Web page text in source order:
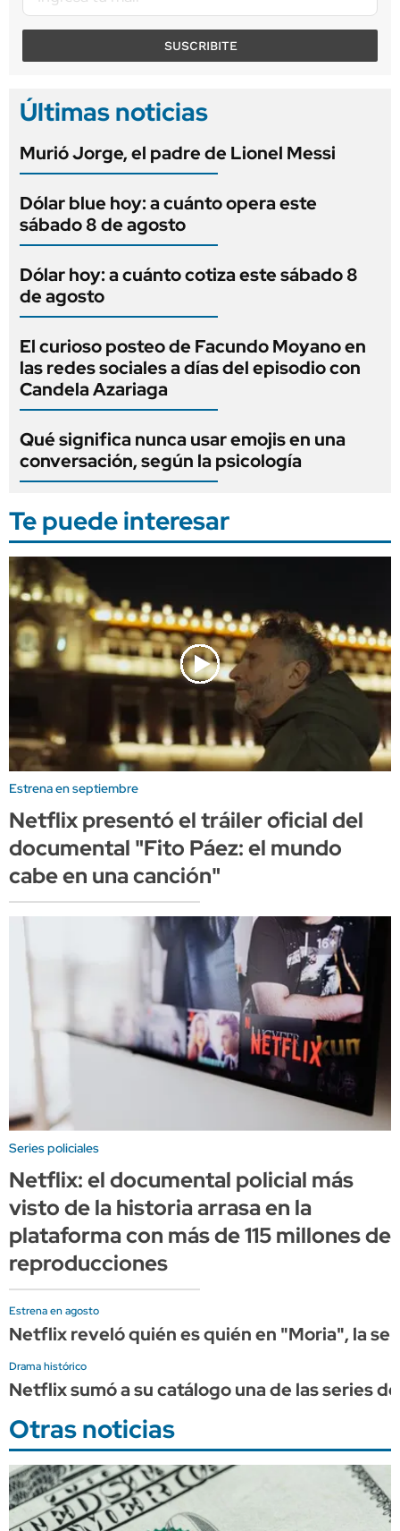
SUSCRIBITE
Últimas noticias
Murió Jorge, el padre de Lionel Messi
Dólar blue hoy: a cuánto opera este
sábado 8 de agosto
Dólar hoy: a cuánto cotiza este sábado 8
de agosto
El curioso posteo de Facundo Moyano en
las redes sociales a días del episodio con
Candela Azariaga
Qué significa nunca usar emojis en una
conversación, según la psicología
Te puede interesar
Estrena en septiembre
Netflix presentó el tráiler oficial del
documental "Fito Páez: el mundo
cabe en una canción"
Series policiales
Netflix: el documental policial más
visto de la historia arrasa en la
plataforma con más de 115 millones de
reproducciones
Estrena en agosto
Netflix reveló quién es quién en "Moria", la
Drama histórico
Netflix sumó a su catálogo una de las series
Otras noticias